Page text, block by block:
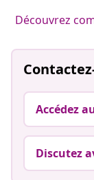
Découvrez
Accédez
Discutez